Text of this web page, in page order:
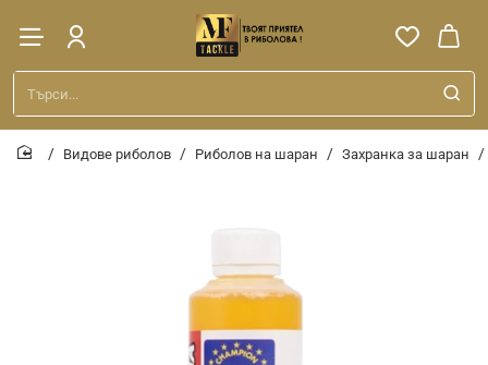
Търси...
Видове риболов Риболов на шаран Захранка за шаран